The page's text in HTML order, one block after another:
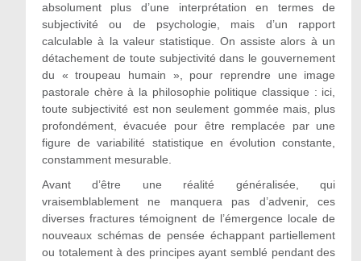
absolument plus d’une interprétation en termes de
subjectivité ou de psychologie, mais d’un rapport
calculable à la valeur statistique. On assiste alors à un
détachement de toute subjectivité dans le gouvernement
du « troupeau humain », pour reprendre une image
pastorale chère à la philosophie politique classique : ici,
toute subjectivité est non seulement gommée mais, plus
profondément, évacuée pour être remplacée par une
figure de variabilité statistique en évolution constante,
constamment mesurable.
Avant d’être une réalité généralisée, qui
vraisemblablement ne manquera pas d’advenir, ces
diverses fractures témoignent de l’émergence locale de
nouveaux schémas de pensée échappant partiellement
ou totalement à des principes ayant semblé pendant des